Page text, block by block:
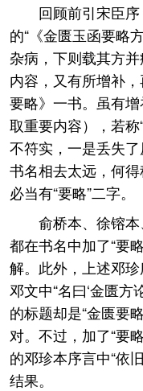
回顾前引宋臣
的“《金匮玉函要略
杂病，下则载其方
内容，又有所增补
要略》一书。虽有
取重要内容），若称
不符实，一是丢失
书名相去太远，何
必当有“要略”二字。
俞桥本、徐镕
都在书名中加了“要
解。此外，上述邓
邓文中“名曰‘金匮方
的标题却是“金匮要
对。不过，加了“要
的邓珍本序言中“依
结果。